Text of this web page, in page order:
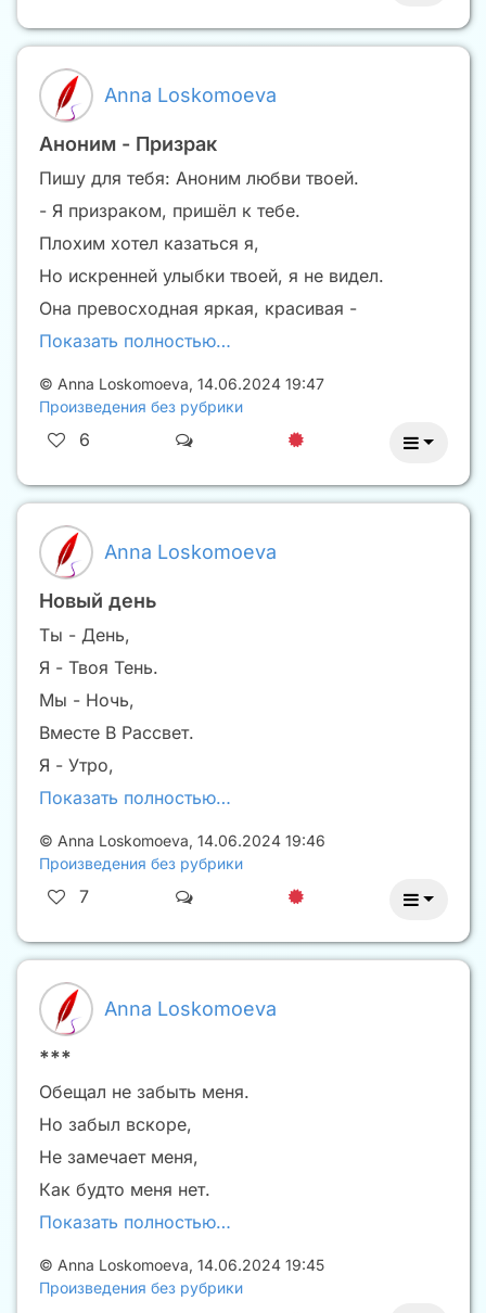
Anna Loskomoeva
Аноним - Призрак
Пишу для тебя: Аноним любви твоей.
- Я призраком, пришёл к тебе.
Плохим хотел казаться я,
Но искренней улыбки твоей, я не видел.
Она превосходная яркая, красивая -
Показать полностью…
© Anna Loskomoeva, 14.06.2024 19:47
Произведения без рубрики
6
Anna Loskomoeva
Новый день
Ты - День,
Я - Твоя Тень.
Мы - Ночь,
Вместе В Рассвет.
Я - Утро,
Показать полностью…
© Anna Loskomoeva, 14.06.2024 19:46
Произведения без рубрики
7
Anna Loskomoeva
***
Обещал не забыть меня.
Но забыл вскоре,
Не замечает меня,
Как будто меня нет.
Показать полностью…
© Anna Loskomoeva, 14.06.2024 19:45
Произведения без рубрики